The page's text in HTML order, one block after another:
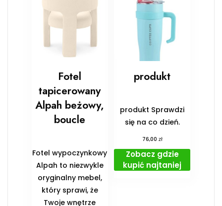
Fotel
tapicerowany
Alpah beżowy,
boucle
Fotel wypoczynkowy
Alpah to niezwykle
oryginalny mebel,
który sprawi, że
Twoje wnętrze
produkt
produkt Sprawdzi
się na co dzień.
76,00 zł
Zobacz gdzie
kupić najtaniej